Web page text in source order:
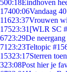
500:18Eindhoven
17400:06Vandaag
11623:37Vrouwen
17523:31 [WLR SC
6723:29De
71 23:23Teltopic
15323:17Sterren
323:08Post hier je